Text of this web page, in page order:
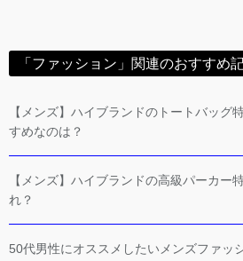
「ファッション」関連のおすすめ
【メンズ】ハイブランドのトートバッグ
すめなのは？
【メンズ】ハイブランドの高級パーカー
れ？
50代男性にオススメしたいメンズファッ